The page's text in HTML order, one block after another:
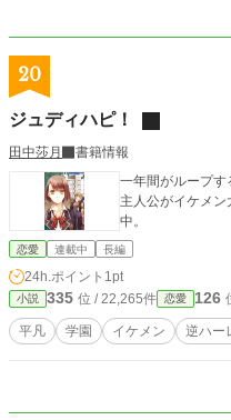
20
ジュディハピ！
田中莎月
書籍情報
一年間がループ
主人公がイケメ
中。
恋愛 連載中 長編
24h.ポイント 1pt
小説 335 位 / 22,265件 恋愛 126
平凡 学園 イケメン 逆ハー